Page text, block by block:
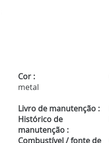
Cor :
metal
Livro de manutenção :
Histórico de
manutenção :
Combustível / fonte de